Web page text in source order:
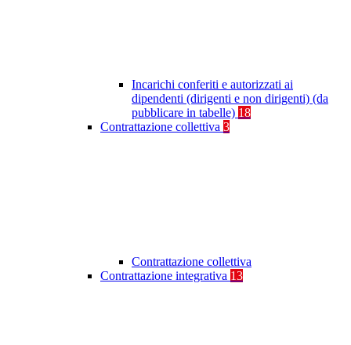
Incarichi conferiti e autorizzati ai
dipendenti (dirigenti e non dirigenti) (da
pubblicare in tabelle) 18
Contrattazione collettiva 3
Contrattazione collettiva
Contrattazione integrativa 13